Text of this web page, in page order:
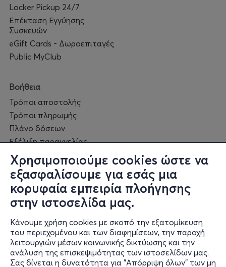
Χρησιμοποιούμε cookies ώστε να
εξασφαλίσουμε για εσάς μια
κορυφαία εμπειρία πλοήγησης
στην ιστοσελίδα μας.
Κάνουμε χρήση cookies με σκοπό την εξατομίκευση
του περιεχομένου και των διαφημίσεων, την παροχή
λειτουργιών μέσων κοινωνικής δικτύωσης και την
ανάλυση της επισκεψιμότητας των ιστοσελίδων μας.
Σας δίνεται η δυνατότητα για "Απόρριψη όλων" των μη
Locker Pickup 24/7
Επέκταση Εγγύησης
Συσκευών
eGift Cards - Δωροεπιταγές
Public MyClub
Βοήθεια
Τρόποι αποστολής
Τρόποι πληρωμής
Πλάνο δόσεων
Εξέλιξη παραγγελίας
Πορεία επισκευής
Συχνές ερωτήσεις και
επικοινωνία
Ο online κόσμος μας
Public GR
Public CY
Publicbusiness.gr
Public + home